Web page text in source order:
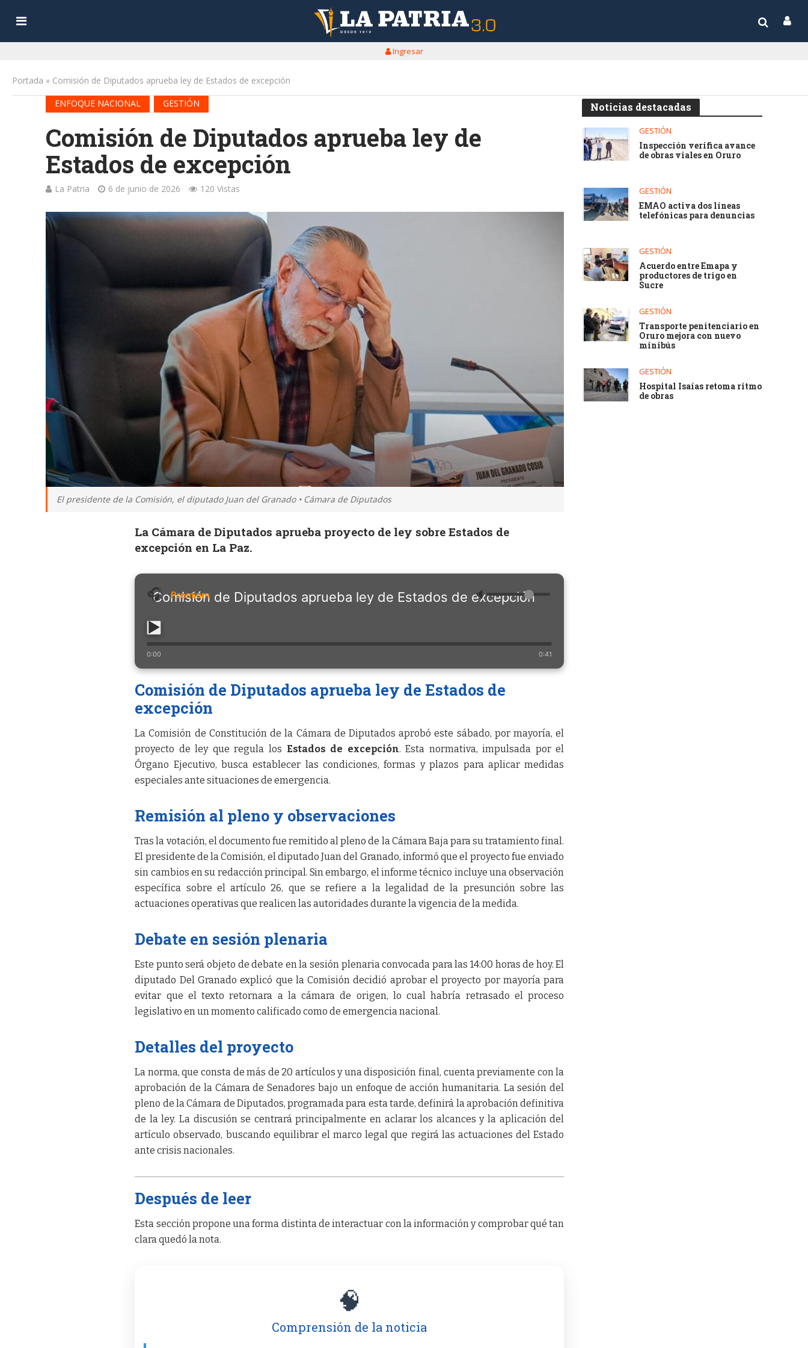
Ingresar
Portada » Comisión de Diputados aprueba ley de Estados de excepción
ENFOQUE NACIONAL
GESTIÓN
Comisión de Diputados aprueba ley de
Estados de excepción
La Patria 6 de junio de 2026 120 Vistas
El presidente de la Comisión, el diputado Juan del Granado • Cámara de Diputados
La Cámara de Diputados aprueba proyecto de ley sobre Estados de
excepción en La Paz.
Comisión de Diputados aprueba ley de Estados de excepción
🔈
0:00 0:41
Comisión de Diputados aprueba ley de Estados de
excepción
La Comisión de Constitución de la Cámara de Diputados aprobó este sábado, por mayoría, el
proyecto de ley que regula los Estados de excepción. Esta normativa, impulsada por el
Órgano Ejecutivo, busca establecer las condiciones, formas y plazos para aplicar medidas
especiales ante situaciones de emergencia.
Remisión al pleno y observaciones
Tras la votación, el documento fue remitido al pleno de la Cámara Baja para su tratamiento final.
El presidente de la Comisión, el diputado Juan del Granado, informó que el proyecto fue enviado
sin cambios en su redacción principal. Sin embargo, el informe técnico incluye una observación
específica sobre el artículo 26, que se refiere a la legalidad de la presunción sobre las
actuaciones operativas que realicen las autoridades durante la vigencia de la medida.
Debate en sesión plenaria
Este punto será objeto de debate en la sesión plenaria convocada para las 14:00 horas de hoy. El
diputado Del Granado explicó que la Comisión decidió aprobar el proyecto por mayoría para
evitar que el texto retornara a la cámara de origen, lo cual habría retrasado el proceso
legislativo en un momento calificado como de emergencia nacional.
Detalles del proyecto
La norma, que consta de más de 20 artículos y una disposición final, cuenta previamente con la
aprobación de la Cámara de Senadores bajo un enfoque de acción humanitaria. La sesión del
pleno de la Cámara de Diputados, programada para esta tarde, definirá la aprobación definitiva
de la ley. La discusión se centrará principalmente en aclarar los alcances y la aplicación del
artículo observado, buscando equilibrar el marco legal que regirá las actuaciones del Estado
ante crisis nacionales.
Después de leer
Esta sección propone una forma distinta de interactuar con la información y comprobar qué tan
clara quedó la nota.
🧠
Comprensión de la noticia
Noticias destacadas
GESTIÓN
Inspección verifica avance
de obras viales en Oruro
GESTIÓN
EMAO activa dos líneas
telefónicas para denuncias
GESTIÓN
Acuerdo entre Emapa y
productores de trigo en
Sucre
GESTIÓN
Transporte penitenciario en
Oruro mejora con nuevo
minibús
GESTIÓN
Hospital Isaías retoma ritmo
de obras